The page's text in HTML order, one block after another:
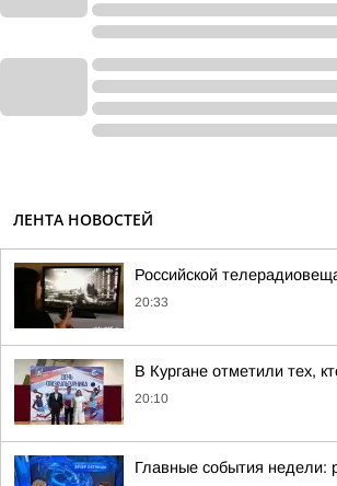
ЛЕНТА НОВОСТЕЙ
Российской
20:33
В Кургане отметили тех,
20:10
Главные события недели: